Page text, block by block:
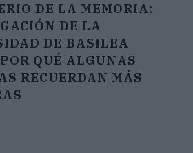
DE LA MEMORIA:
DE LA
DE BASILEA
QUÉ ALGUNAS
RECUERDAN MÁS